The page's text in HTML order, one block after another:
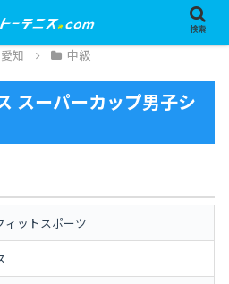
愛知 中級
スーパーカップ男子シ
ィットスポーツ
検索